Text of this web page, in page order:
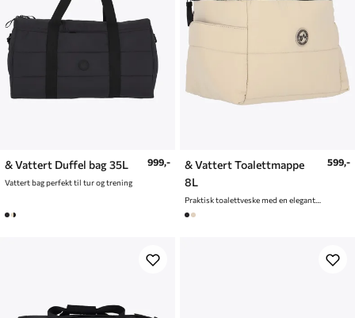
& Vattert Duffel bag 35L
Vattert bag perfekt til tur og trening
999,-
& Vattert Toalettmappe
8L
Praktisk toalettveske med en elegant og vattert finish
599,-